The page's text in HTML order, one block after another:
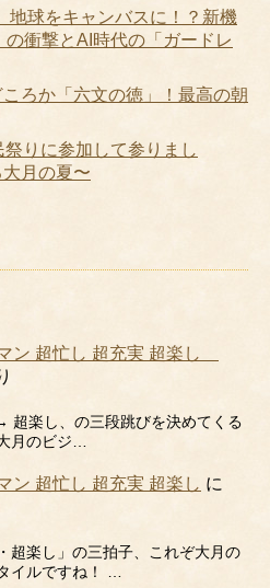
地球をキャンバスに！？新機
衝撃とAI時代の「ガードレ
ろか「六文の徳」！最高の朝
りに参加して参りまし
月の夏〜
ン 超忙し 超充実 超楽し
楽し、の三段跳びを決めてくる
月のビジ…
ン 超忙し 超充実 超楽し に
超楽し」の三拍子、これぞ大月の
イルですね！ …